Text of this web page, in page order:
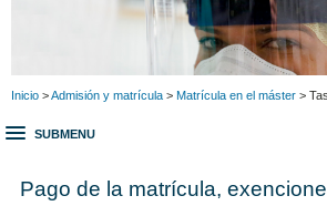
Inicio >Admisión y matrícula > Matrícula en el máster >
SUBMENU
Pago de la matrícula,